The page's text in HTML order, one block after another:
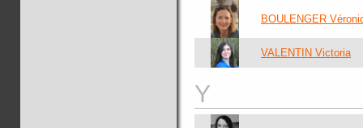
BOULENGER
VALENTIN Victoria
Y